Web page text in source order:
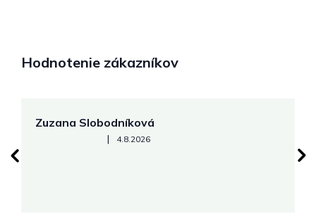
Hodnotenie zákazníkov
Zuzana Slobodníková
Hodnotenie obchodu je 5 z 5 hviezdičiek.
| 4.8.2026